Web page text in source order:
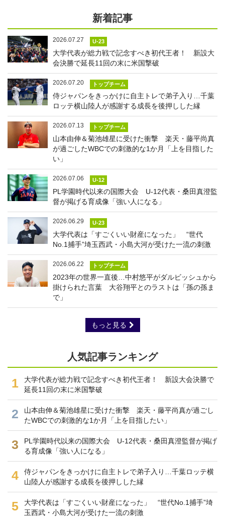
新着記事
2026.07.27 U-23
大学代表が総力戦で記念すべき初代王者！ 新設大
会決勝で延長11回の末に米国撃破
2026.07.20 トップチーム
侍ジャパンをきっかけに自主トレで弟子入り…千葉
ロッテ横山陸人が感謝する成長を後押しした縁
2026.07.13 トップチーム
山本由伸＆菊池雄星に受けた衝撃 楽天・藤平尚真
が過ごしたWBCでの刺激的な1か月「上を目指した
い」
2026.07.06 U-12
PL学園時代以来の国際大会 U-12代表・桑田真澄監
督が掲げる育成像「強い人になる」
2026.06.29 U-23
大学代表は「すごくいい財産になった」 “世代
No.1捕手”埼玉西武・小島大河が受けた一流の刺激
2026.06.22 トップチーム
2023年の世界一直後…中村悠平がダルビッシュから
掛けられた言葉 大谷翔平とのラストは「孫の孫ま
で」
もっと見る
人気記事ランキング
1
大学代表が総力戦で記念すべき初代王者！ 新設大会決勝で
延長11回の末に米国撃破
2
山本由伸＆菊池雄星に受けた衝撃 楽天・藤平尚真が過ごし
たWBCでの刺激的な1か月「上を目指したい」
3
PL学園時代以来の国際大会 U-12代表・桑田真澄監督が掲げ
る育成像「強い人になる」
4
侍ジャパンをきっかけに自主トレで弟子入り…千葉ロッテ横
山陸人が感謝する成長を後押しした縁
5
大学代表は「すごくいい財産になった」 “世代No.1捕手”埼
玉西武・小島大河が受けた一流の刺激